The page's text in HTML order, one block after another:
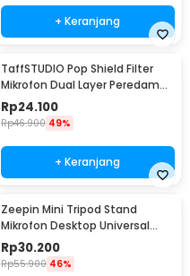
+ Keranjang
TaffSTUDIO Pop Shield Filter
Mikrofon Dual Layer Peredam
Noise BOP - MPF-6
Rp24.100
Rp46.900 49%
+ Keranjang
Zeepin Mini Tripod Stand
Mikrofon Desktop Universal
dengan Pop Filter - F-9
Rp30.200
Rp55.900 46%